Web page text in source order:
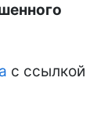
с ссылкой